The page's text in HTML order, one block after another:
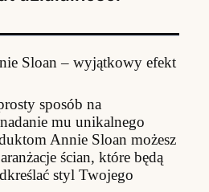
Sloan – wyjątkowy efekt
sposób na
mu unikalnego
Annie Sloan możesz
ścian, które będą
styl Twojego